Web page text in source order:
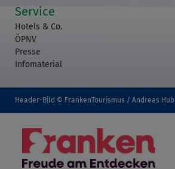
Service
Hotels & Co.
ÖPNV
Presse
Infomaterial
Header-Bild © FrankenTourismus / Andreas Hub